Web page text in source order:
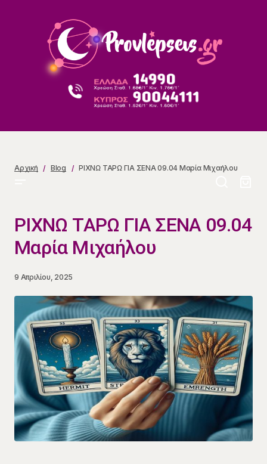
Αρχική Blog ΡΙΧΝΩ ΤΑΡΩ ΓΙΑ ΣΕΝΑ 09.04 Μαρία Μιχαήλου
ΡΙΧΝΩ ΤΑΡΩ ΓΙΑ ΣΕΝΑ 09.04
Μαρία Μιχαήλου
9 Απριλίου, 2025